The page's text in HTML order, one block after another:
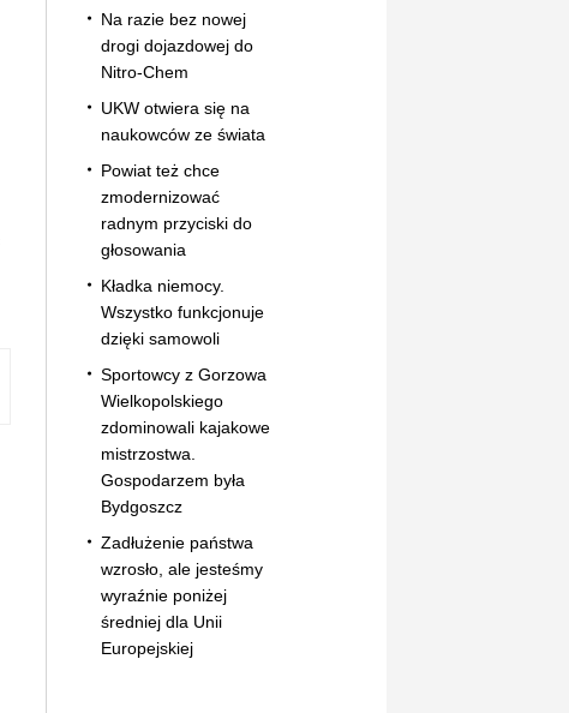
Na razie bez nowej
drogi dojazdowej do
Nitro-Chem
UKW otwiera się na
naukowców ze świata
Powiat też chce
zmodernizować
radnym przyciski do
głosowania
Kładka niemocy.
Wszystko funkcjonuje
dzięki samowoli
Sportowcy z Gorzowa
Wielkopolskiego
zdominowali kajakowe
mistrzostwa.
Gospodarzem była
Bydgoszcz
Zadłużenie państwa
wzrosło, ale jesteśmy
wyraźnie poniżej
średniej dla Unii
Europejskiej